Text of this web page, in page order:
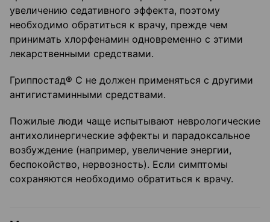
увеличению седативного эффекта, поэтому
необходимо обратиться к врачу, прежде чем
принимать хлорфенамин одновременно с этими
лекарственными средствами.
Гриппостад® С не должен применяться с другими
антигистаминными средствами.
Пожилые люди чаще испытывают неврологические
антихолинергические эффекты и парадоксальное
возбуждение (например, увеличение энергии,
беспокойство, нервозность). Если симптомы
сохраняются необходимо обратиться к врачу.